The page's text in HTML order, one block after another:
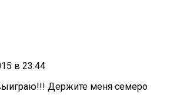
в 23:44
Держите меня семеро